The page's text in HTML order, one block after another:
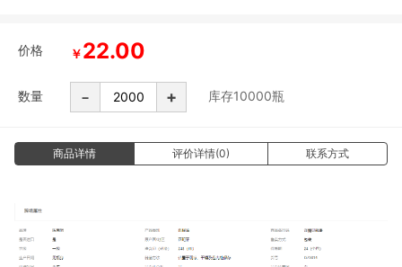
价格 ￥22.00
数量 - + 库存10000瓶
商品详情 评价详情(0) 联系方式